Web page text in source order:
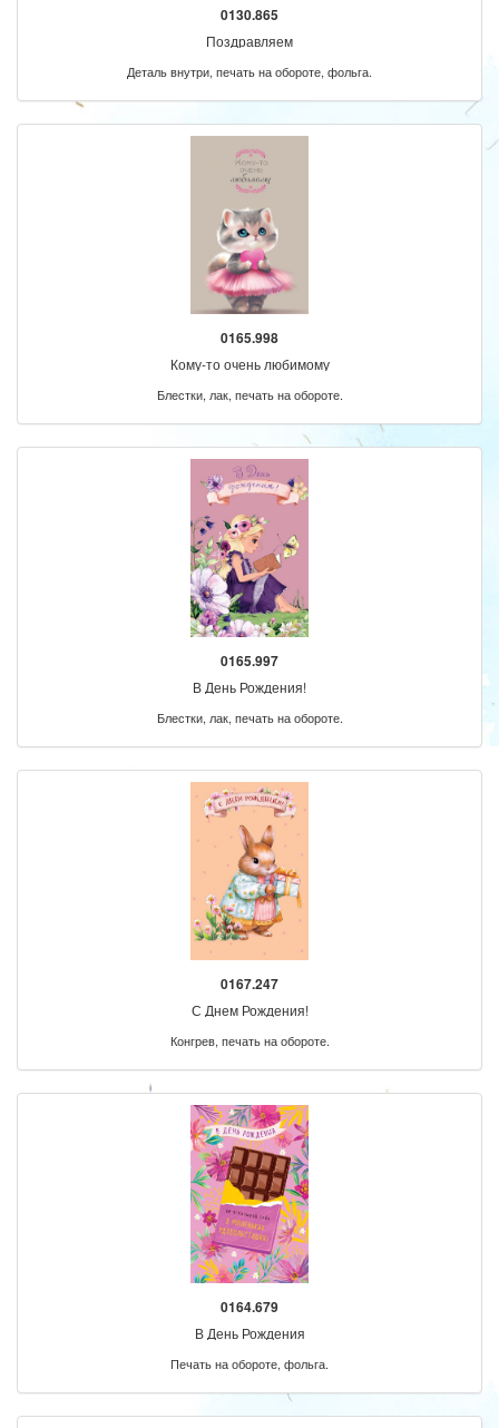
0130.865
Поздравляем
Деталь внутри, печать на обороте, фольга.
0165.998
Кому-то очень любимому
Блестки, лак, печать на обороте.
0165.997
В День Рождения!
Блестки, лак, печать на обороте.
0167.247
С Днем Рождения!
Конгрев, печать на обороте.
0164.679
В День Рождения
Печать на обороте, фольга.